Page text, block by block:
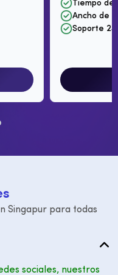
Tiempo de
Ancho de
Soporte
s
Singapur para todas
sociales, nuestros